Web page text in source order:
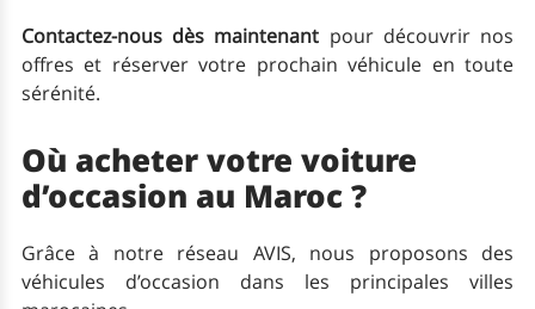
Contactez-nous dès maintenant pour découvrir nos
offres et réserver votre prochain véhicule en toute
sérénité.
Où acheter votre voiture
d’occasion au Maroc ?
Grâce à notre réseau AVIS, nous proposons des
véhicules d’occasion dans les principales villes